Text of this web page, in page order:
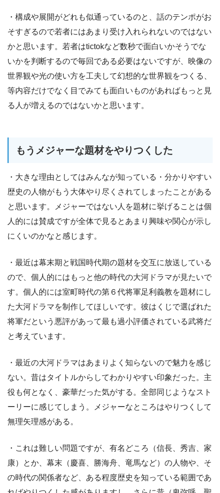
・構成や展開がどれも似通っているのと、話のテンポがお
そすぎるので若者にはあまり受け入れられないのではない
かと思います。若者はtictokなど数秒で面白いかそうでな
いかを判断するので毎回である必要はないですが、映像の
世界観や光の使い方を工夫して幻想的な世界観をつくる、
等内容だけでなく目でみても面白いものがあればもっと見
る人が増えるのではないかと思います。
もうメジャーな題材をやりつくした
・大きな理由としてはみんなが知っている・分かりやすい
歴史の人物がもう大体やり尽くされてしまったことがある
と思います。メジャーではない人を題材に挙げることは個
人的には賛成ですが全体で見るとあまり興味や関心が示し
にくいのかなと感じます。
・最近は幕末期と戦国時代期の題材を交互に放送している
ので、個人的にはもっと他の時代の大河ドラマが見たいで
す。個人的には室町時代の第６代将軍足利義教を題材にし
た大河ドラマを制作してほしいです。彼はくじで選ばれた
将軍だという悪評があって最も過小評価されている武将だ
と考えています。
・最近の大河ドラマはあまりよく知らないので魅力を感じ
ない。昔はタイトルからしてわかりやすい印象だった。主
役も何となく、豪華だった気がする。全部同じようなスト
ーリーに感じてしまう。メジャーなところはやりつくして
無理矢理感がある。
・これは難しい問題ですが、有名どころ（信長、秀吉、家
康）とか、幕末（慶喜、勝海舟、竜馬など）の人物や、そ
の時代の関係者など、ある程度歴史を知っている範囲であ